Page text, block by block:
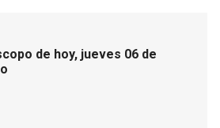
de hoy, jueves 06 de